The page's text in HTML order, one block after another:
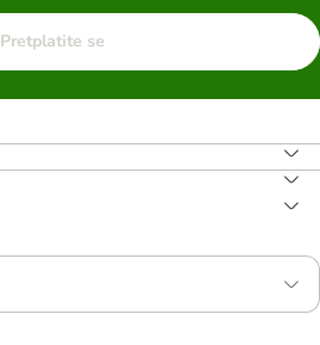
Pretplatite se